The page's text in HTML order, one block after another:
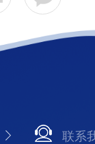
联系